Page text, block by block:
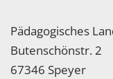
Pädagogisches
Butenschönstr. 2
67346 Speyer